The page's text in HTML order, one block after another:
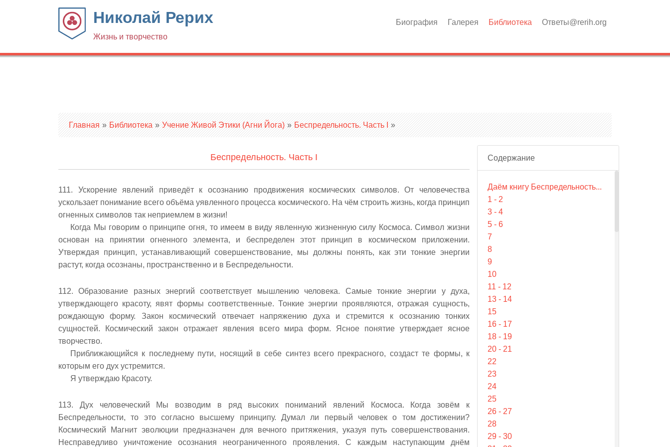
Николай Рерих
Жизнь и творчество
Биография Галерея Библиотека Ответы@rerih.org
Вы здесь
Главная » Библиотека » Учение Живой Этики (Агни Йога) » Беспредельность. Часть I »
Беспредельность. Часть I
111. Ускорение явлений приведёт к осознанию продвижения космических символов. От человечества
ускользает понимание всего объёма уявленного процесса космического. На чём строить жизнь, когда принцип
огненных символов так неприемлем в жизни!
Когда Мы говорим о принципе огня, то имеем в виду явленную жизненную силу Космоса. Символ жизни
основан на принятии огненного элемента, и беспределен этот принцип в космическом приложении.
Утверждая принцип, устанавливающий совершенствование, мы должны понять, как эти тонкие энергии
растут, когда осознаны, пространственно и в Беспредельности.
112. Образование разных энергий соответствует мышлению человека. Самые тонкие энергии у духа,
утверждающего красоту, явят формы соответственные. Тонкие энергии проявляются, отражая сущность,
рождающую форму. Закон космический отвечает напряжению духа и стремится к осознанию тонких
сущностей. Космический закон отражает явления всего мира форм. Ясное понятие утверждает ясное
творчество.
Приближающийся к последнему пути, носящий в себе синтез всего прекрасного, создаст те формы, к
которым его дух устремится.
Я утверждаю Красоту.
113. Дух человеческий Мы возводим в ряд высоких пониманий явлений Космоса. Когда зовём к
Беспредельности, то это согласно высшему принципу. Думал ли первый человек о том достижении?
Космический Магнит эволюции предназначен для вечного притяжения, указуя путь совершенствования.
Несправедливо уничтожение осознания неограниченного проявления. С каждым наступающим днём
Содержание
Даём книгу Беспредельность...
1 - 2
3 - 4
5 - 6
7
8
9
10
11 - 12
13 - 14
15
16 - 17
18 - 19
20 - 21
22
23
24
25
26 - 27
28
29 - 30